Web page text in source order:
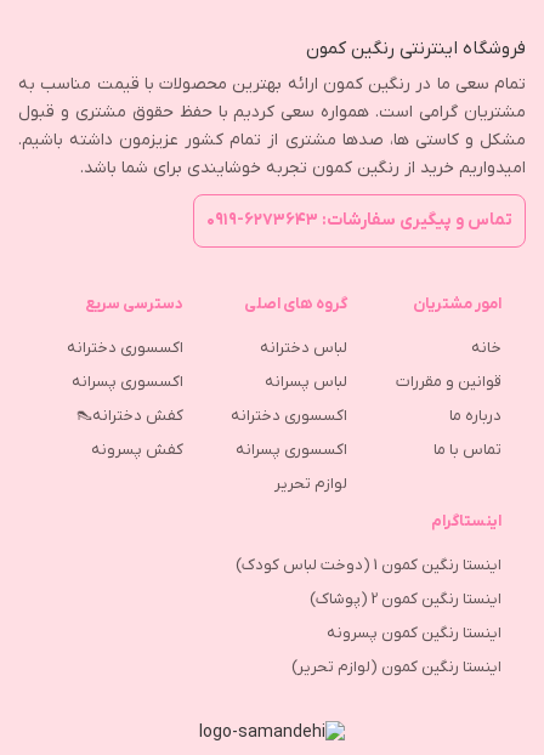
فروشگاه اینترنتی رنگین کمون
تمام سعی ما در رنگین کمون ارائه بهترین محصولات با قیمت مناسب به
مشتریان گرامی است. همواره سعی کردیم با حفظ حقوق مشتری و قبول
مشکل و کاستی ها، صدها مشتری از تمام کشور عزیزمون داشته باشیم.
امیدواریم خرید از رنگین کمون تجربه خوشایندی برای شما باشد.
تماس و پیگیری سفارشات: ۶۲۷۳۶۴۳-۰۹۱۹
امور مشتریان
خانه
قوانین و مقررات
درباره ما
تماس با ما
گروه های اصلی
لباس دخترانه
لباس پسرانه
اکسسوری دخترانه
اکسسوری پسرانه
لوازم تحریر
دسترسی سریع
اکسسوری دخترانه
اکسسوری پسرانه
کفش دخترانه👠
كفش پسرونه
اینستاگرام
اینستا رنگین کمون 1 (دوخت لباس کودک)
اینستا رنگین کمون 2 (پوشاک)
اینستا رنگین کمون پسرونه
اینستا رنگین کمون (لوازم تحریر)